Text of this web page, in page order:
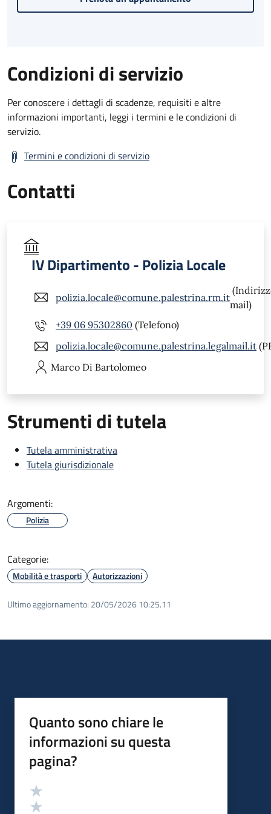
Condizioni di servizio
Per conoscere i dettagli di scadenze, requisiti e altre
informazioni importanti, leggi i termini e le condizioni di
servizio.
Termini e condizioni di servizio
Contatti
IV Dipartimento - Polizia Locale
polizia.locale@comune.palestrina.rm.it
mail)
+39 06 95302860 (Telefono)
polizia.locale@comune.palestrina.legalmail.it
Marco Di Bartolomeo
Strumenti di tutela
Tutela amministrativa
Tutela giurisdizionale
Argomenti:
Polizia
Categorie:
Mobilità e trasporti Autorizzazioni
Ultimo aggiornamento: 20/05/2026 10:25.11
Quanto sono chiare le
informazioni su questa
pagina?
Valutazione